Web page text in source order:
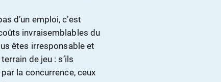
d’un emploi, c’est
invraisemblables du
êtes irresponsable et
de jeu : s’ils
la concurrence, ceux